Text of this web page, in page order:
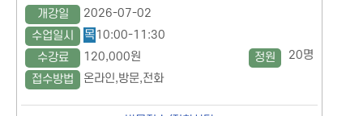
개강일
2026-07-02
수업일시
목10:00-11:30
수강료
120,000원 정원
20명
접수방법
온라인,방문,전화